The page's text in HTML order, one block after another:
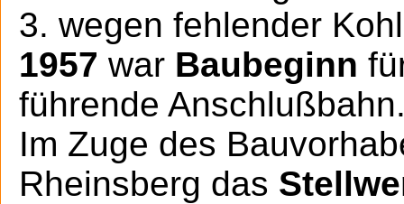
3. wegen fehlender
1957 war Baubeginn
führende
Im Zuge des
Rheinsberg das